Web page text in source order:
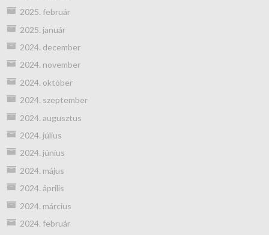
2025. február
2025. január
2024. december
2024. november
2024. október
2024. szeptember
2024. augusztus
2024. július
2024. június
2024. május
2024. április
2024. március
2024. február